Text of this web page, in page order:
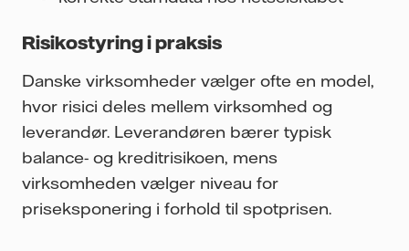
Risikostyring i praksis
Danske virksomheder vælger ofte en model,
hvor risici deles mellem virksomhed og
leverandør. Leverandøren bærer typisk
balance- og kreditrisikoen, mens
virksomheden vælger niveau for
priseksponering i forhold til spotprisen.